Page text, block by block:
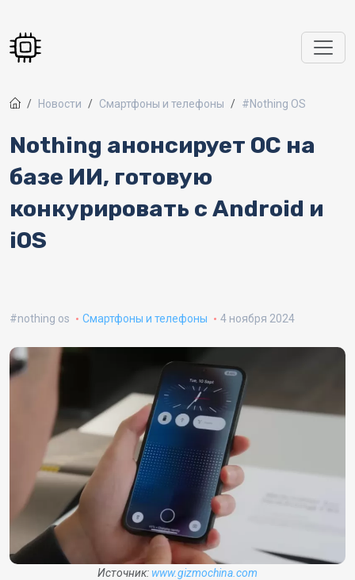
Новости Смартфоны и телефоны #Nothing OS
Nothing анонсирует ОС на
базе ИИ, готовую
конкурировать с Android и
iOS
nothing os Смартфоны и телефоны 4 ноября 2024
Источник: www.gizmochina.com